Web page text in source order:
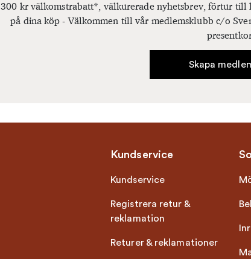
300 kr välkomstrabatt*, välkurerade nyhetsbrev, förtur till
på dina köp - Välkommen till vår medlemsklubb c/o
Skapa
Kundservice
Kundservice
Registrera retur &
reklamation
Returer & reklamationer